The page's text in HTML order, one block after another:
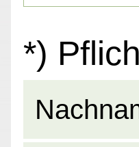
*)